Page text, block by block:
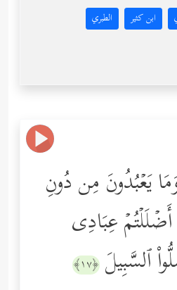
ابن كثير الطبري
یَعۡبُدُونَ مِن دُونِ
أَضۡلَلۡتُمۡ عِبَادِی
ٱلسَّبِیلَ ﴿١٧﴾